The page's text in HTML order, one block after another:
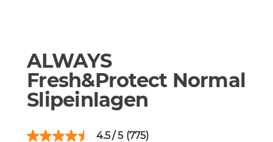
ALWAYS
Fresh&Protect Normal
Slipeinlagen
4.5 (775)